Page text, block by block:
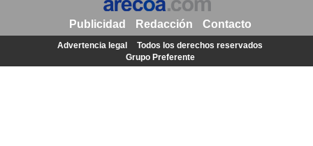
Publicidad Redacción Contacto
Advertencia legal
Todos los derechos reservados
Grupo Preferente